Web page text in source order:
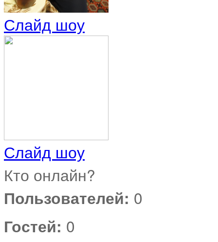
Слайд шоу
Слайд шоу
Кто онлайн?
Пользователей: 0
Гостей: 0